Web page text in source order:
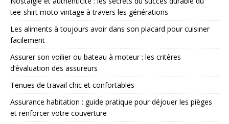
tee-shirt moto vintage à travers les générations
Les aliments à toujours avoir dans son placard pour cuisiner
facilement
Assurer son voilier ou bateau à moteur : les critères
d’évaluation des assureurs
Tenues de travail chic et confortables
Assurance habitation : guide pratique pour déjouer les pièges
et renforcer votre couverture